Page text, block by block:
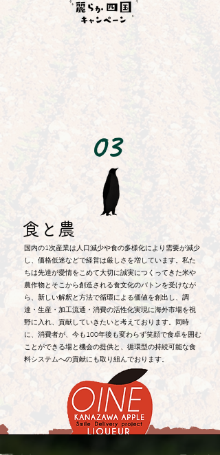
03
​食と農
国内の1次産業は人口減少や食の多様化により需要が減少
し、価格低迷などで経営は厳しさを増しています。私た
ちは先達が愛情をこめて大切に誠実につくってきた米や
農作物とそこから創造される食文化のバトンを受けなが
ら、新しい解釈と方法で循環による価値を創出し、調
達・生産・加工流通・消費の活性化実現に海外市場を視
野に入れ、貢献していきたいと考えております。同時
に、消費者が、今も100年後も変わらず笑顔で食卓を囲む
ことができる場と機会の提供と、循環型の持続可能な食
料システムへの貢献にも取り組んでおります。